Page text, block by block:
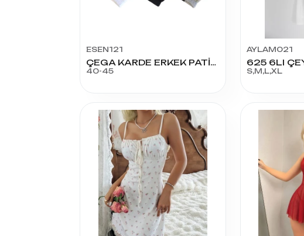
ESEN121
ÇEGA KARDE ERKEK PATİK ÇORAP
40-45
AYLAM021
625 6LI
S,M,L,XL